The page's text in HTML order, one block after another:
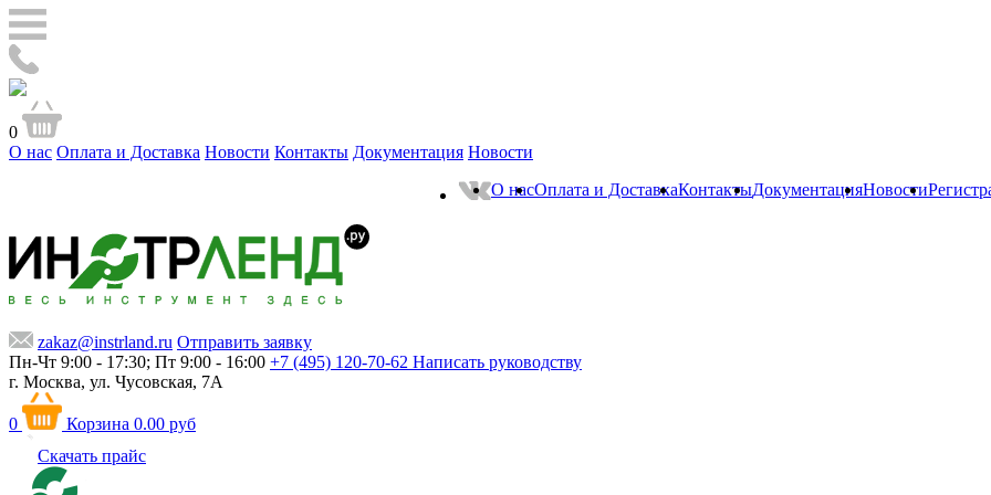
0
О нас Оплата и Доставка Новости Контакты Документация Новости
О насОплата и ДоставкаКонтактыДокументацияНовости
zakaz@instrland.ru Отправить заявку
Пн-Чт 9:00 - 17:30; Пт 9:00 - 16:00 +7 (495) 120-70-62 Написать руководству
г. Москва, ул. Чусовская, 7А
0 Корзина 0.00 руб
Скачать прайс